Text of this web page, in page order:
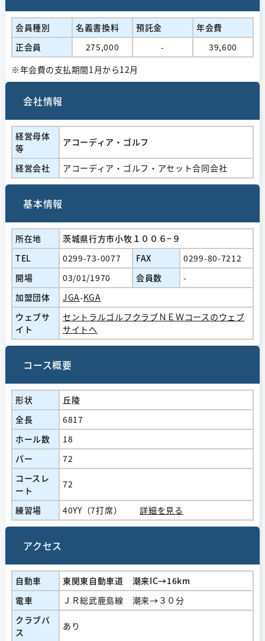
会員種別 名義書換料 預託金
年会費
正会員
275,000 -
39,600
※年会費の支払期間1月から12月
会社情報
経営⺟体
等
アコーディア・ゴルフ
経営会社 アコーディア・ゴルフ・アセット合同会社
基本情報
所在地
茨城県行方市小牧１００６−９
TEL
0299-73-0077 FAX
0299-80-7212
開場
03/01/1970 会員数
-
加盟団体
JGA-KGA
ウェブサ
イト
セントラルゴルフクラブＮＥＷコースのウェブ
サイトへ
コース概要
形状
丘陵
全長
6817
ホール数
18
パー
72
コースレ
ート
72
練習場 40YY（7打席） 詳細を見る
アクセス
自動車
東関東自動車道 潮来IC→16km
電車
ＪＲ総武鹿島線 潮来→３０分
クラブバ
ス
あり